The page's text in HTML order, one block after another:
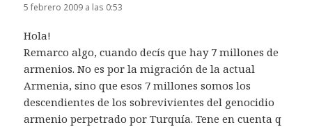
5 febrero 2009 a las 0:53
Hola!
Remarco algo, cuando decís que hay 7 millones de
armenios. No es por la migración de la actual
Armenia, sino que esos 7 millones somos los
descendientes de los sobrevivientes del genocidio
armenio perpetrado por Turquía. Tene en cuenta q